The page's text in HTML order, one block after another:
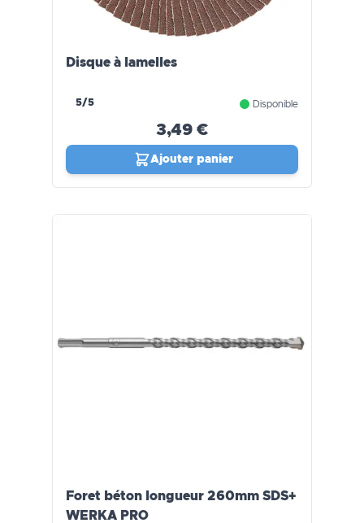
Disque à lamelles
5/5 Disponible
3,49 €
Ajouter panier
Foret béton longueur 260mm SDS+
WERKA PRO